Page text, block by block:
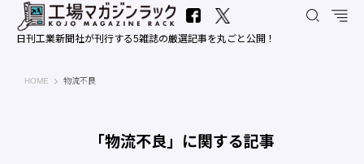
日刊工業新聞社が刊行する5雑誌の厳選記事を丸ごと公開！
HOME 工場マガジンラック｜日刊工業新聞社
物流不良
「物流不良」に関する記事